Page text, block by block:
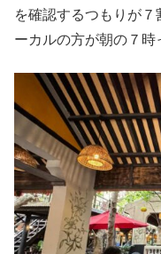
を確認するつもりが
ーカルの方が朝の７時